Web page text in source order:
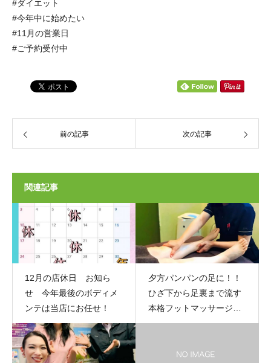
#ダイエット
#今年中に始めたい
#11月の営業日
#ご予約受付中
前の記事 次の記事
関連記事
12月の店休日 お知ら
せ 今年最後のボディメ
ンテは当店にお任せ！
夕方パンパンの足に！！
ひざ下から足裏まで流す
本格フットマッサージ☆
彡